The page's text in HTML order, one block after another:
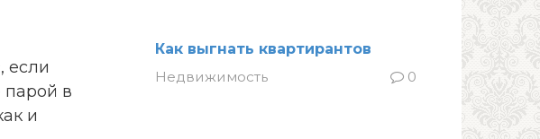
если
парой в
и
Как выгнать квартирантов
Недвижимость
0